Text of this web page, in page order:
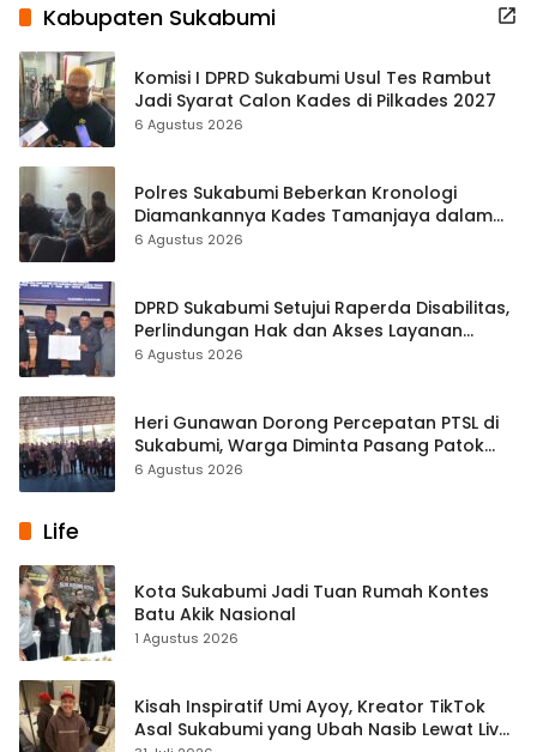
Kabupaten Sukabumi
Komisi I DPRD Sukabumi Usul Tes Rambut
Jadi Syarat Calon Kades di Pilkades 2027
6 Agustus 2026
Polres Sukabumi Beberkan Kronologi
Diamankannya Kades Tamanjaya dalam
Kasus Sabu
6 Agustus 2026
DPRD Sukabumi Setujui Raperda Disabilitas,
Perlindungan Hak dan Akses Layanan
Diperkuat
6 Agustus 2026
Heri Gunawan Dorong Percepatan PTSL di
Sukabumi, Warga Diminta Pasang Patok
Batas Tanah
6 Agustus 2026
Life
Kota Sukabumi Jadi Tuan Rumah Kontes
Batu Akik Nasional
1 Agustus 2026
Kisah Inspiratif Umi Ayoy, Kreator TikTok
Asal Sukabumi yang Ubah Nasib Lewat Live